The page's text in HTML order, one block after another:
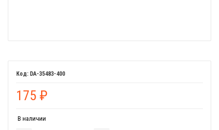
DA-35483-400
175 ₽
В наличии